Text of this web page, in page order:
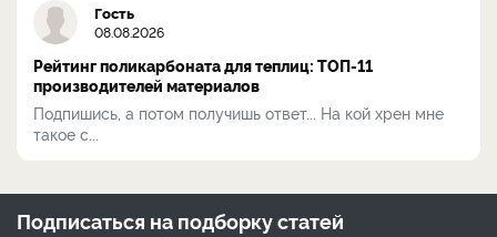
Гость
08.08.2026
Рейтинг поликарбоната для теплиц: ТОП-11
производителей материалов
Подпишись, а потом получишь ответ... На кой хрен мне
такое с...
Подписаться на подборку статей